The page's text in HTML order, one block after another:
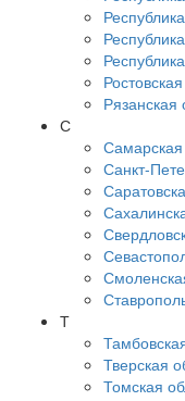
Рязанская
С
Самарская
Санкт-
Т
Тверская
Томская